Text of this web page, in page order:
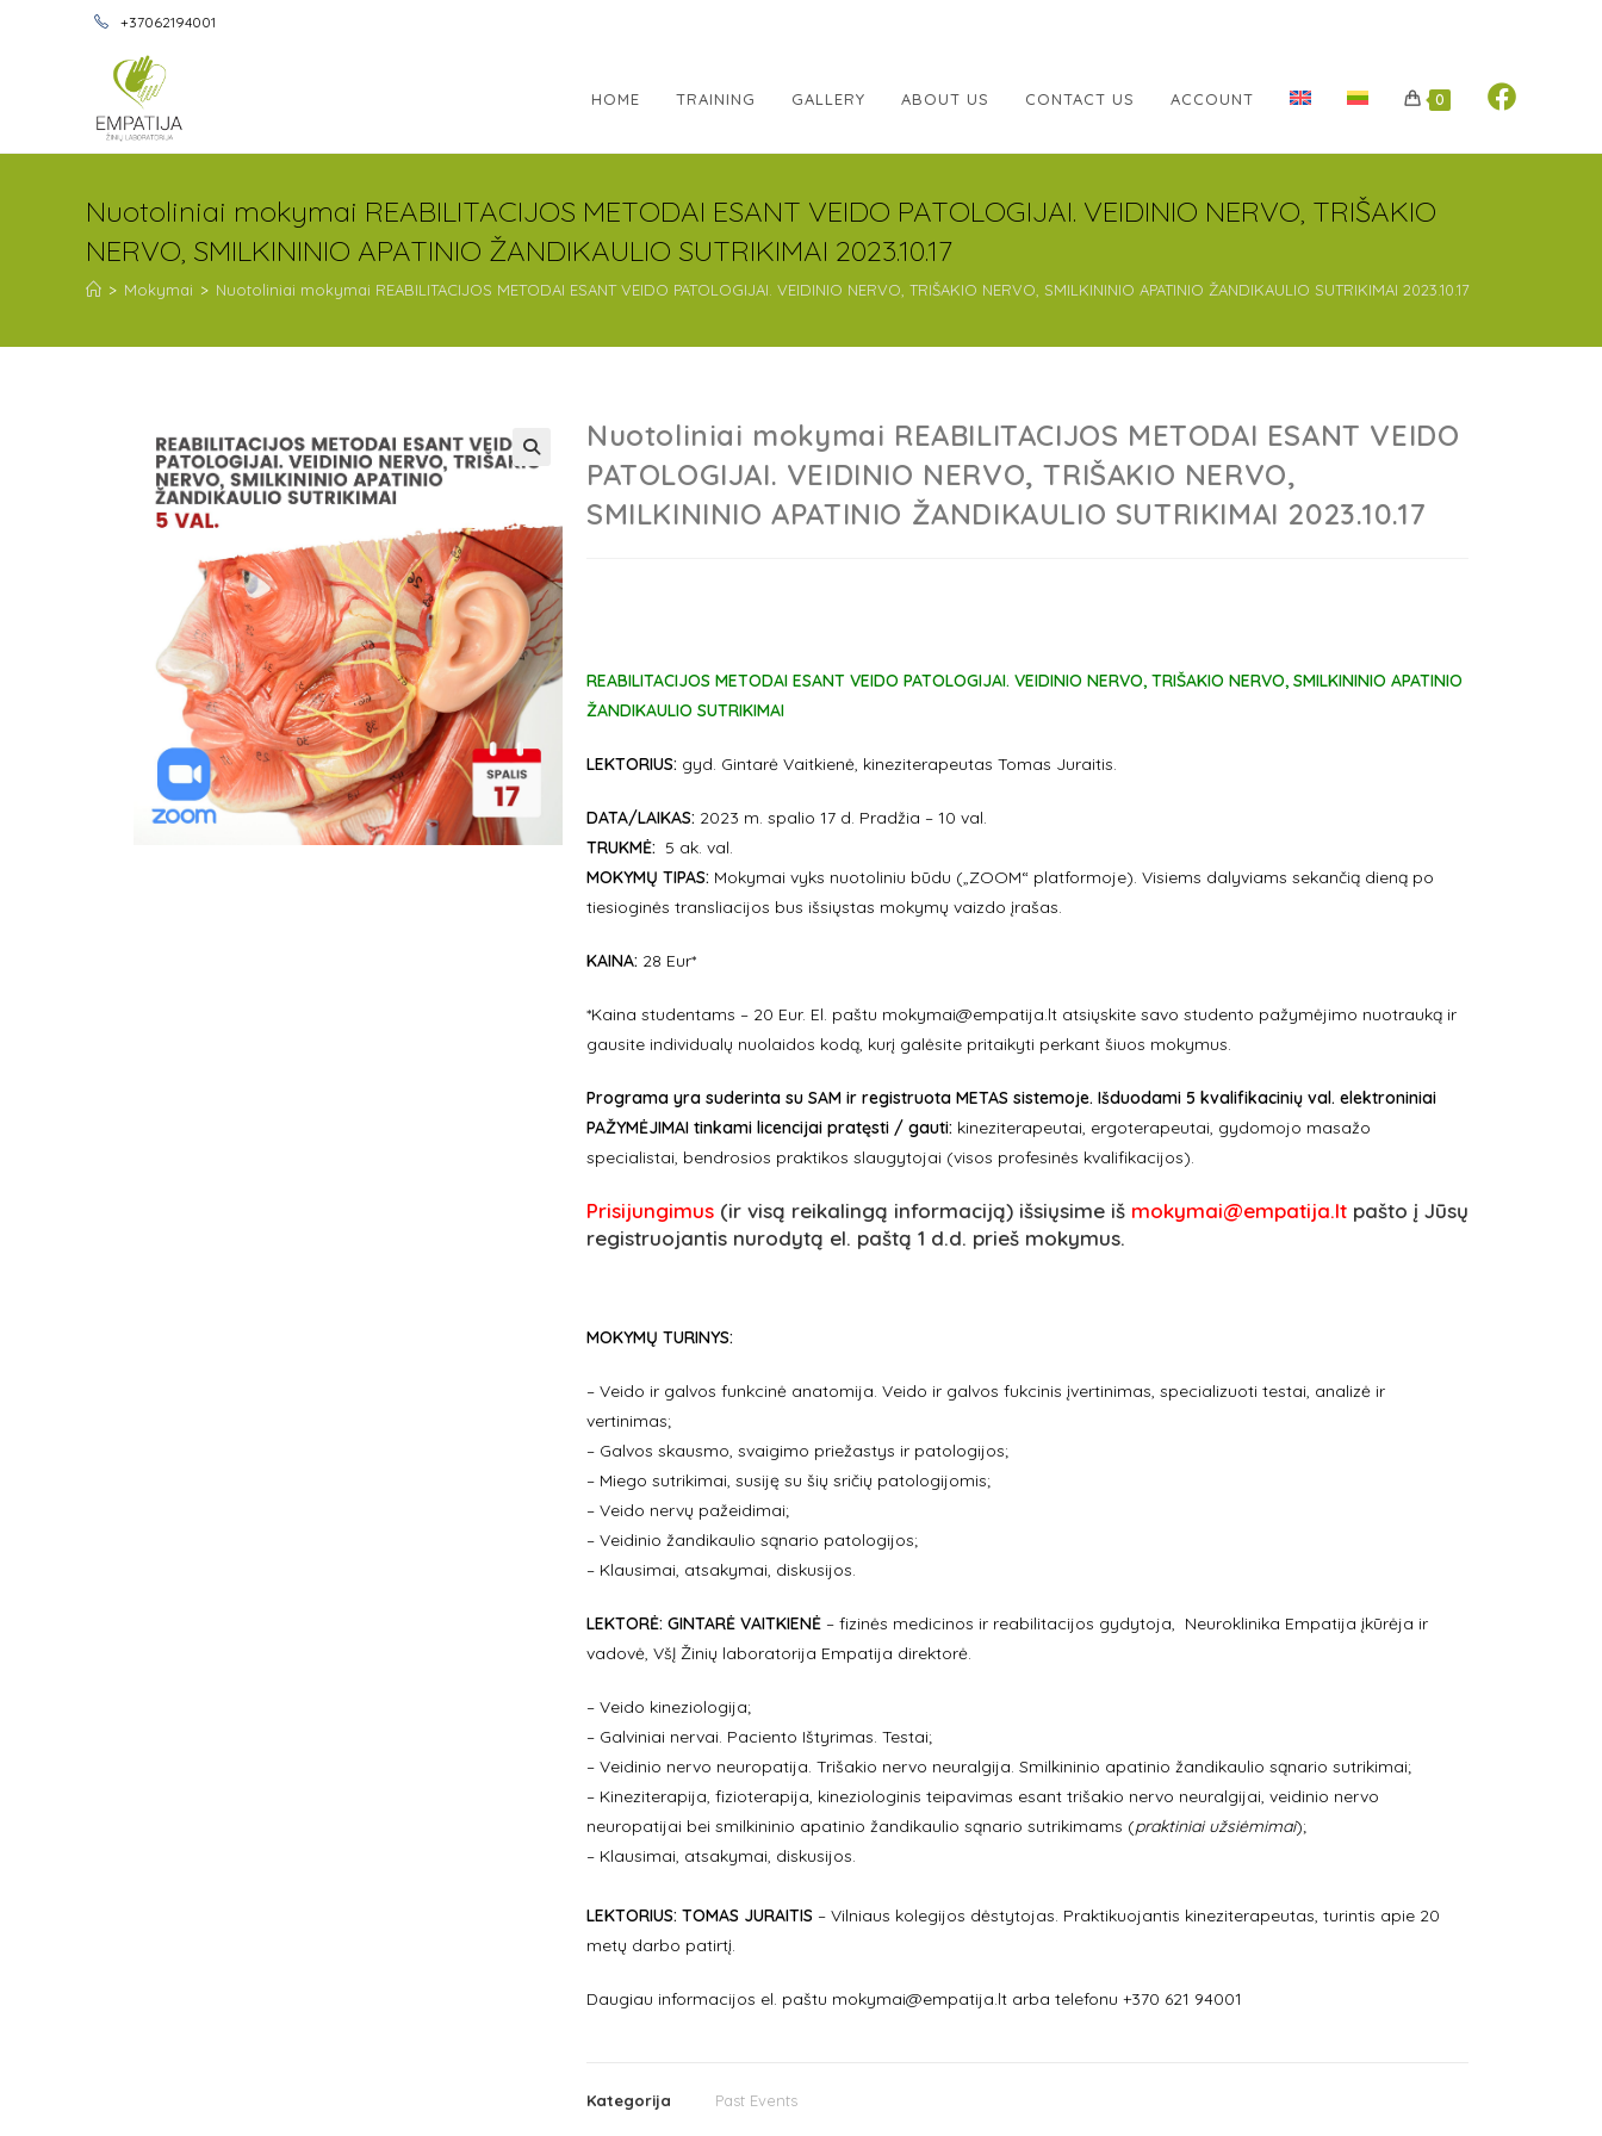
+37062194001
HOME TRAINING GALLERY ABOUT US CONTACT US ACCOUNT 0
Nuotoliniai mokymai REABILITACIJOS METODAI ESANT VEIDO PATOLOGIJAI. VEIDINIO NERVO, TRIŠAKIO
NERVO, SMILKININIO APATINIO ŽANDIKAULIO SUTRIKIMAI 2023.10.17
> Mokymai > Nuotoliniai mokymai REABILITACIJOS METODAI ESANT VEIDO PATOLOGIJAI. VEIDINIO NERVO, TRIŠAKIO NERVO, SMILKININIO APATINIO ŽANDIKAULIO SUTRIKIMAI 2023.10.17
Nuotoliniai mokymai REABILITACIJOS METODAI ESANT VEIDO
PATOLOGIJAI. VEIDINIO NERVO, TRIŠAKIO NERVO,
SMILKININIO APATINIO ŽANDIKAULIO SUTRIKIMAI 2023.10.17
REABILITACIJOS METODAI ESANT VEIDO PATOLOGIJAI. VEIDINIO NERVO, TRIŠAKIO NERVO, SMILKININIO APATINIO
ŽANDIKAULIO SUTRIKIMAI
LEKTORIUS: gyd. Gintarė Vaitkienė, kineziterapeutas Tomas Juraitis.
DATA/LAIKAS: 2023 m. spalio 17 d. Pradžia – 10 val.
TRUKMĖ: 5 ak. val.
MOKYMŲ TIPAS: Mokymai vyks nuotoliniu būdu („ZOOM“ platformoje). Visiems dalyviams sekančią dieną po
tiesioginės transliacijos bus išsiųstas mokymų vaizdo įrašas.
KAINA: 28 Eur*
*Kaina studentams – 20 Eur. El. paštu mokymai@empatija.lt atsiųskite savo studento pažymėjimo nuotrauką ir
gausite individualų nuolaidos kodą, kurį galėsite pritaikyti perkant šiuos mokymus.
Programa yra suderinta su SAM ir registruota METAS sistemoje. Išduodami 5 kvalifikacinių val. elektroniniai
PAŽYMĖJIMAI tinkami licencijai pratęsti / gauti: kineziterapeutai, ergoterapeutai, gydomojo masažo
specialistai, bendrosios praktikos slaugytojai (visos profesinės kvalifikacijos).
Prisijungimus(ir visą reikalingą informaciją) išsiųsime iš mokymai@empatija.ltpašto į Jūsų
registruojantis nurodytą el. paštą 1 d.d. prieš mokymus.
MOKYMŲ TURINYS:
– Veido ir galvos funkcinė anatomija. Veido ir galvos fukcinis įvertinimas, specializuoti testai, analizė ir
vertinimas;
– Galvos skausmo, svaigimo priežastys ir patologijos;
– Miego sutrikimai, susiję su šių sričių patologijomis;
– Veido nervų pažeidimai;
– Veidinio žandikaulio sąnario patologijos;
– Klausimai, atsakymai, diskusijos.
LEKTORĖ: GINTARĖ VAITKIENĖ– fizinės medicinos ir reabilitacijos gydytoja, Neuroklinika Empatija įkūrėja ir
vadovė, VšĮ Žinių laboratorija Empatija direktorė.
– Veido kineziologija;
– Galviniai nervai. Paciento Ištyrimas. Testai;
– Veidinio nervo neuropatija. Trišakio nervo neuralgija. Smilkininio apatinio žandikaulio sąnario sutrikimai;
– Kineziterapija, fizioterapija, kineziologinis teipavimas esant trišakio nervo neuralgijai, veidinio nervo
neuropatijai bei smilkininio apatinio žandikaulio sąnario sutrikimams (praktiniai užsiėmimai);
– Klausimai, atsakymai, diskusijos.
LEKTORIUS: TOMAS JURAITIS – Vilniaus kolegijos dėstytojas. Praktikuojantis kineziterapeutas, turintis apie 20
metų darbo patirtį.
Daugiau informacijos el. paštu mokymai@empatija.lt arba telefonu +370 621 94001
Kategorija Past Events